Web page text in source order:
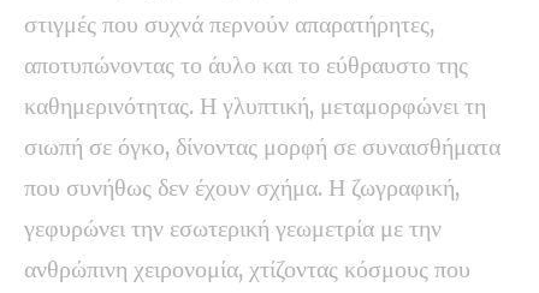
στιγμές που συχνά περνούν απαρατήρητες,
αποτυπώνοντας το άυλο και το εύθραυστο της
καθημερινότητας. Η γλυπτική, μεταμορφώνει τη
σιωπή σε όγκο, δίνοντας μορφή σε συναισθήματα
που συνήθως δεν έχουν σχήμα. Η ζωγραφική,
γεφυρώνει την εσωτερική γεωμετρία με την
ανθρώπινη χειρονομία, χτίζοντας κόσμους που